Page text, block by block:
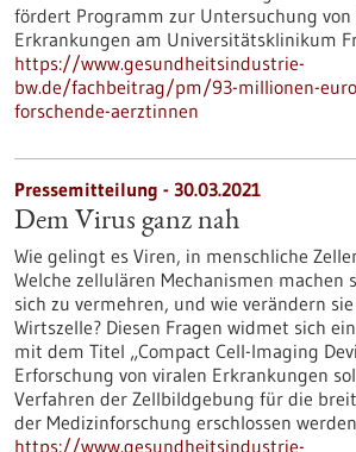
fördert Programm zur Untersuchung
Erkrankungen am Universitätsklinikum
https://www.gesundheitsindustrie-
bw.de/fachbeitrag/pm/93-millionen-
forschende-aerztinnen
Pressemitteilung - 30.03.2021
Dem Virus ganz nah
Wie gelingt es Viren, in menschliche
Welche zellulären Mechanismen machen
sich zu vermehren, und wie verändern
Wirtszelle? Diesen Fragen widmet sich
mit dem Titel „Compact Cell-Imaging
Erforschung von viralen Erkrankungen
Verfahren der Zellbildgebung für die
der Medizinforschung erschlossen
https://www.gesundheitsindustrie-